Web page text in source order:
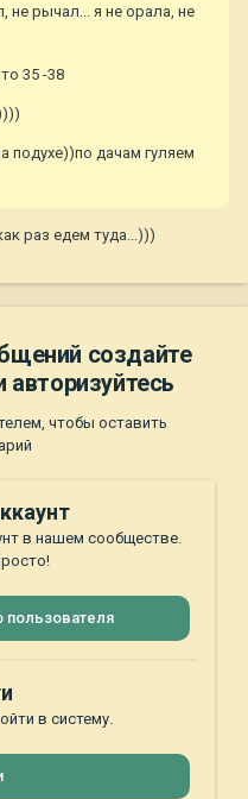
не рычал... я не орала, не
35 -38
подухе))по дачам гуляем
раз едем туда...)))
создайте
авторизуйтесь
чтобы оставить
в нашем сообществе.
пользователя
в систему.